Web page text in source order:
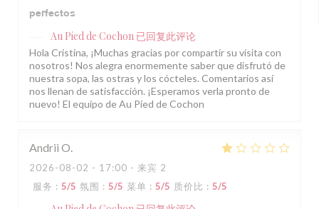
perfectos
Au Pied de Cochon 已回复此评论
Hola Cristina, ¡Muchas gracias por compartir su visita con
nosotros! Nos alegra enormemente saber que disfrutó de
nuestra sopa, las ostras y los cócteles. Comentarios así
nos llenan de satisfacción. ¡Esperamos verla pronto de
nuevo! El equipo de Au Pied de Cochon
Andrii O
2026-08-02 - 17:00 - 来宾 2
服务 : 5/5 氛围 : 5/5 菜单 : 5/5 质价比 : 5/5